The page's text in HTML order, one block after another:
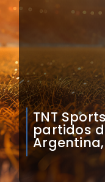
Mauricio
Colo Colo